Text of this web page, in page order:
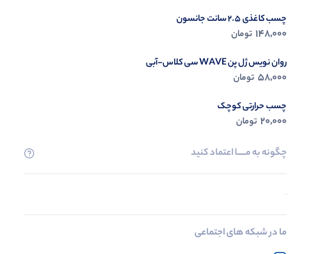
چسب کاغذی 2.5 سانت جانسون
148,000 تومان
روان نویس ژل پن WAVE سی کلاس-آبی
58,000 تومان
چسب حرارتی کوچک
20,000 تومان
چگونه به مــــــا اعتماد کنید
ما در شبکه های اجتماعی